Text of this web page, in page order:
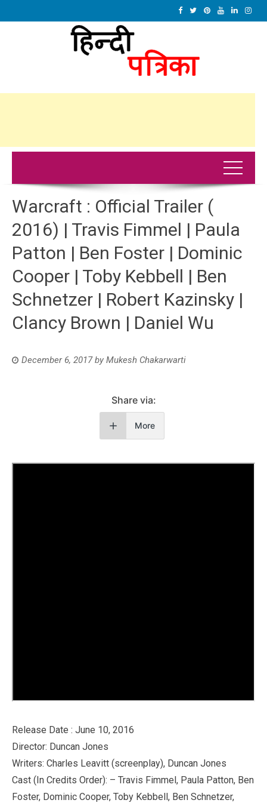
Warcraft : Official Trailer (
2016) | Travis Fimmel | Paula
Patton | Ben Foster | Dominic
Cooper | Toby Kebbell | Ben
Schnetzer | Robert Kazinsky |
Clancy Brown | Daniel Wu
December 6, 2017by Mukesh Chakarwarti
Share via:
More
Release Date : June 10, 2016
Director: Duncan Jones
Writers: Charles Leavitt (screenplay), Duncan Jones
Cast (In Credits Order): – Travis Fimmel, Paula Patton, Ben
Foster, Dominic Cooper, Toby Kebbell, Ben Schnetzer,